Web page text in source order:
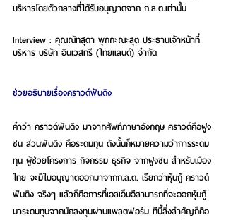
บริหารโดยตัวกลางที่ได้รับอนุญาตจาก ก.ล.ต.เท่านั้น
Interview : คุณณัทสุดา พุกกะณะสุต ประธานเจ้าหน้าที่
บริหาร บริษัท อินเวสทรี (ไทยแลนด์) จำกัด
ช่วยอธิบายเรื่องคราวด์ฟันดิง
คำว่า คราวด์ฟันดิง มาจากศัพท์ภาษาอังกฤษ คราวด์คือฝูง
ชน ส่วนฟันดิง คือระดมทุน ดังนั้นก็หมายความว่าการระดม
ทุน ผู้ช่วยโครงการ กิจกรรม ธุรกิจ จากฝูงชน สำหรับเมือง
ไทย จะมีใบอนุญาตออกมาจากก.ล.ต. เรียกว่าหุ้นกู้ คราวด์
ฟันดิง จริงๆ แล้วก็คือการที่เอสเอ็มอีสามารถที่จะออกหุ้นกู้
มาระดมทุนจากนักลงทุนผ่านแพลตฟอร์ม ทีนี้สิ่งสำคัญก็คือ